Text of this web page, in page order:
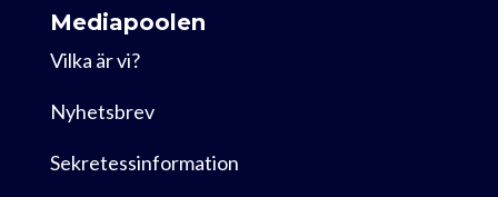
Mediapoolen
Vilka är vi?
Nyhetsbrev
Sekretessinformation